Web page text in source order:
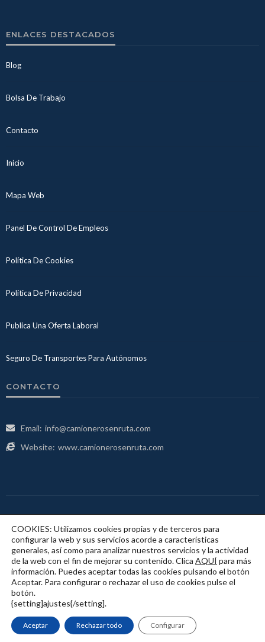
ENLACES DESTACADOS
Blog
Bolsa De Trabajo
Contacto
Inicio
Mapa Web
Panel De Control De Empleos
Política De Cookies
Política De Privacidad
Publica Una Oferta Laboral
Seguro De Transportes Para Autónomos
CONTACTO
Email: info@camionerosenruta.com
Website: www.camionerosenruta.com
Mapa Web Contacto Política De Privacidad
Política De Cookies
© Copyright 2017-2023 Camioneros en ruta
COOKIES: Utilizamos cookies propias y de terceros para
configurar la web y sus servicios acorde a características
generales, así como para analizar nuestros servicios y la actividad
de la web con el fin de mejorar su contenido. Clica AQUÍpara más
información. Puedes aceptar todas las cookies pulsando el botón
Aceptar. Para configurar o rechazar el uso de cookies pulse el
botón.
{setting]ajustes{/setting].
Aceptar Rechazar todo Configurar